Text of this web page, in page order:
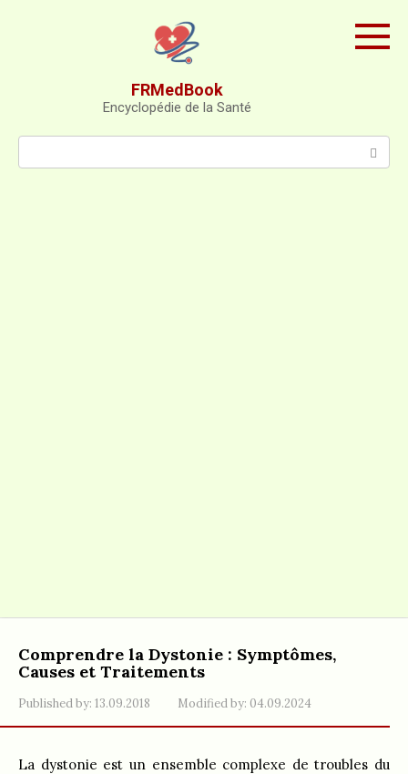
FRMedBook
Encyclopédie de la Santé
Comprendre la Dystonie : Symptômes,
Causes et Traitements
Published by: 13.09.2018 Modified by: 04.09.2024
La dystonie est un ensemble complexe de troubles du